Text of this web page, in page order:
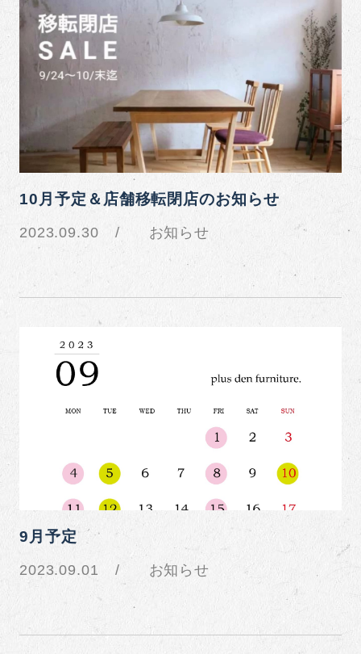
10月予定＆店舗移転閉店のお知らせ
2023.09.30 お知らせ
9月予定
2023.09.01 お知らせ